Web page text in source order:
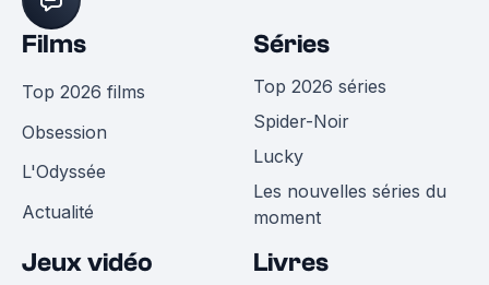
Films
Top 2026 films
Obsession
L'Odyssée
Actualité
Séries
Top 2026 séries
Spider-Noir
Lucky
Les nouvelles séries du
moment
Jeux vidéo Livres